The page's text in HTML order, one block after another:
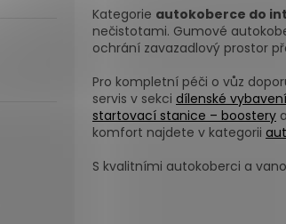
Kategorie autokoberce do
nečistotami. Gumové
ochrání zavazadlový prostor
Pro kompletní péči o vůz
servis v sekci dílenské vybavení
startovací stanice – boostery
komfort najdete v kategorii
S kvalitními autokoberci a